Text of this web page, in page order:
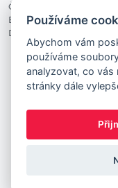
Členské organizace
Blog
Digitalizace ve
This project has
Commission
Commission and the
Používáme
Abychom vám
používáme
analyzovat, co vás
stránky dále